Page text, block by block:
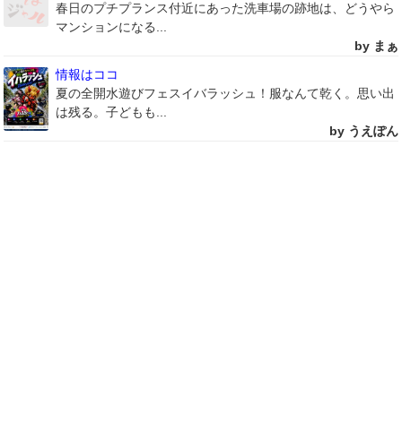
春日のプチプランス付近にあった洗車場の跡地は、どうやら
マンションになる...
by まぁ
情報はココ
夏の全開水遊びフェスイバラッシュ！服なんて乾く。思い出
は残る。子どもも...
by うえぽん